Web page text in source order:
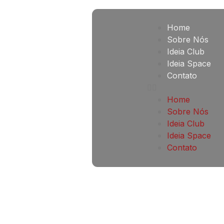
Home
Sobre Nós
Ideia Club
Ideia Space
Contato
Home
Sobre Nós
Ideia Club
Ideia Space
Contato